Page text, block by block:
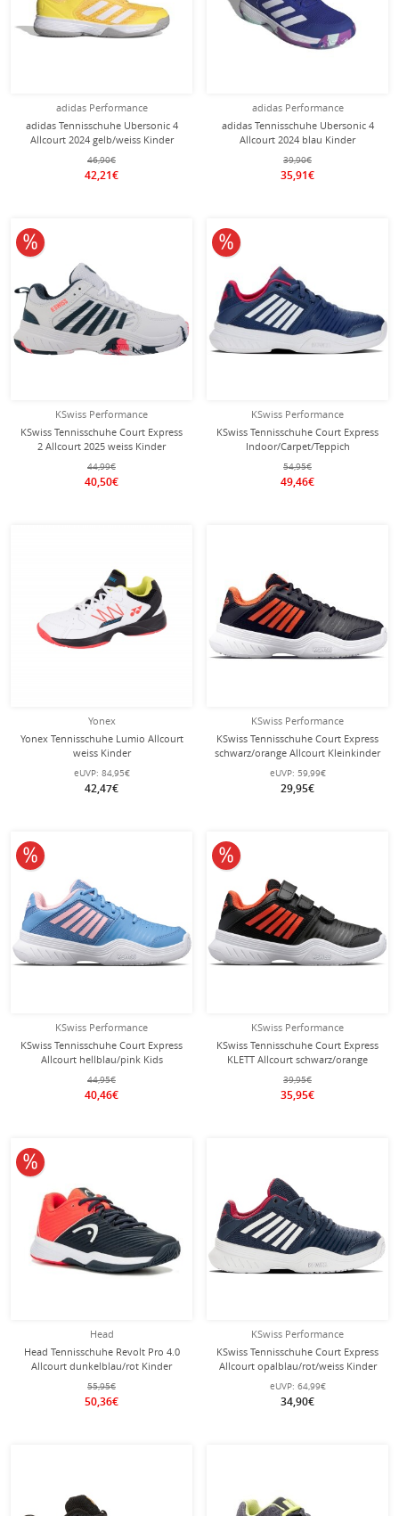
adidas Performance
adidas Tennisschuhe Ubersonic 4
Allcourt 2024 gelb/weiss Kinder
46,90€
42,21€
adidas Performance
adidas Tennisschuhe Ubersonic 4
Allcourt 2024 blau Kinder
39,90€
35,91€
KSwiss Performance
KSwiss Tennisschuhe Court Express
2 Allcourt 2025 weiss Kinder
44,99€
40,50€
10% reduziert
KSwiss Performance
KSwiss Tennisschuhe Court Express
Indoor/Carpet/Teppich
opalblau/weiss Kinder
54,95€
49,46€
10% reduziert
Yonex
Yonex Tennisschuhe Lumio Allcourt
weiss Kinder
eUVP: 84,95€
42,47€
KSwiss Performance
KSwiss Tennisschuhe Court Express
schwarz/orange Allcourt Kleinkinder
eUVP: 59,99€
29,95€
KSwiss Performance
KSwiss Tennisschuhe Court Express
Allcourt hellblau/pink Kids
44,95€
40,46€
10% reduziert
KSwiss Performance
KSwiss Tennisschuhe Court Express
KLETT Allcourt schwarz/orange
Kleinkinder
39,95€
35,95€
10% reduziert
Head
Head Tennisschuhe Revolt Pro 4.0
Allcourt dunkelblau/rot Kinder
55,95€
50,36€
10% reduziert
KSwiss Performance
KSwiss Tennisschuhe Court Express
Allcourt opalblau/rot/weiss Kinder
eUVP: 64,99€
34,90€